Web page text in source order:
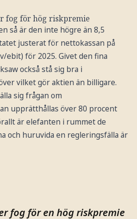
fog för hög riskpremie
så är den inte högre än 8,5
justerat för nettokassan på
ebit) för 2025. Givet den fina
också stå sig bra i
vilket gör aktien än billigare.
sig frågan om
upprätthållas över 80 procent
är elefanten i rummet de
och huruvida en regleringsfälla är
fog för en hög riskpremie